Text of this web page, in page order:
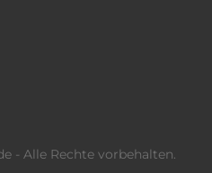
- Alle Rechte vorbehalten.